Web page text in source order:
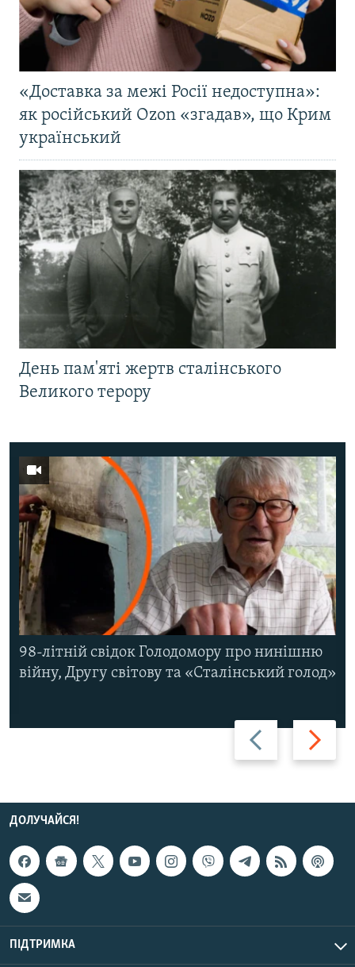
«Доставка за межі Росії недоступна»:
як російський Ozon «згадав», що Крим
український
День пам'яті жертв сталінського
Великого терору
Назад Вперед
98-літній свідок Голодомору про нинішню
війну, Другу світову та «Сталінський голод»
ДОЛУЧАЙСЯ!
ПІДТРИМКА